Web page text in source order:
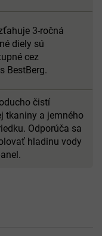
3-ročná
diely sú
cez
BestBerg.
čistí
tkaniny a jemného
Odporúča sa
hladinu vody